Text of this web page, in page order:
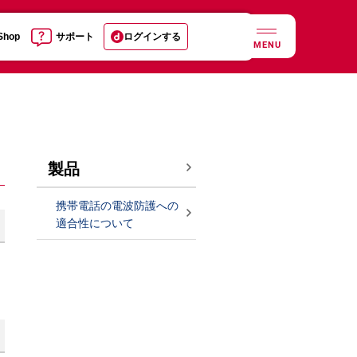
サポート ログインする
MENU
製品
携帯電話の電波防護への
適合性について